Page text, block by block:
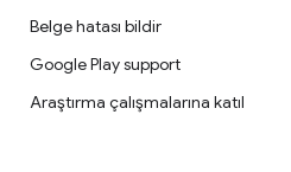
Belge hatası bildir
Google Play support
Araştırma çalışmalarına katıl